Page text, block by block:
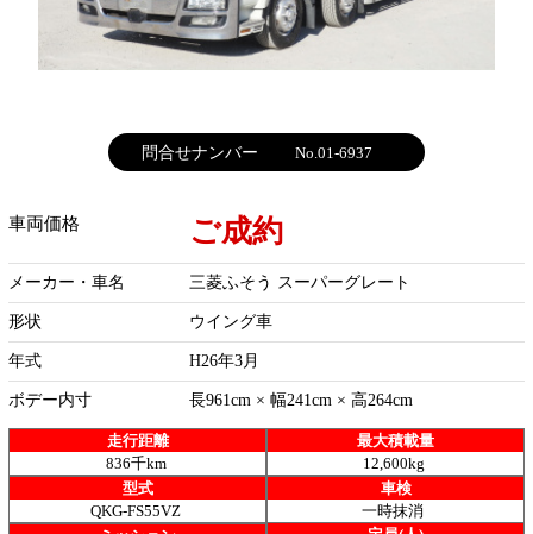
問合せナンバー No.01-6937
車両価格 ご成約
メーカー・車名 三菱ふそう スーパーグレート
形状 ウイング車
年式 H26年3月
ボデー内寸 長961cm × 幅241cm × 高264cm
走行距離
836千km
最大積載量
12,600kg
型式
QKG-FS55VZ
車検
一時抹消